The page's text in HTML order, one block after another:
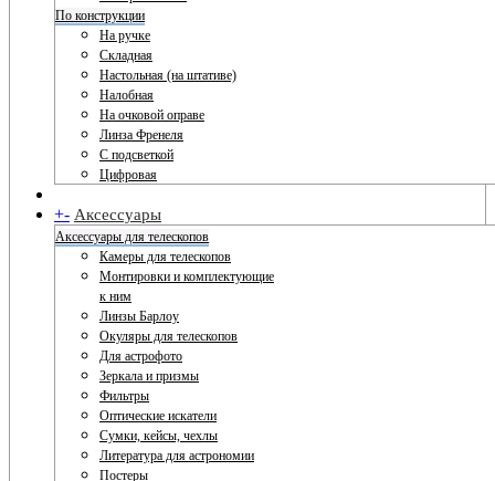
По конструкции
На ручке
Складная
Настольная (на штативе)
Налобная
На очковой оправе
Линза Френеля
С подсветкой
Цифровая
+- Аксессуары
Аксессуары для телескопов
Камеры для телескопов
Монтировки и комплектующие
к ним
Линзы Барлоу
Окуляры для телескопов
Для астрофото
Зеркала и призмы
Фильтры
Оптические искатели
Сумки, кейсы, чехлы
Литература для астрономии
Постеры